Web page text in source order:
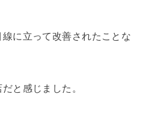
に立って改善されたことな
と感じました。